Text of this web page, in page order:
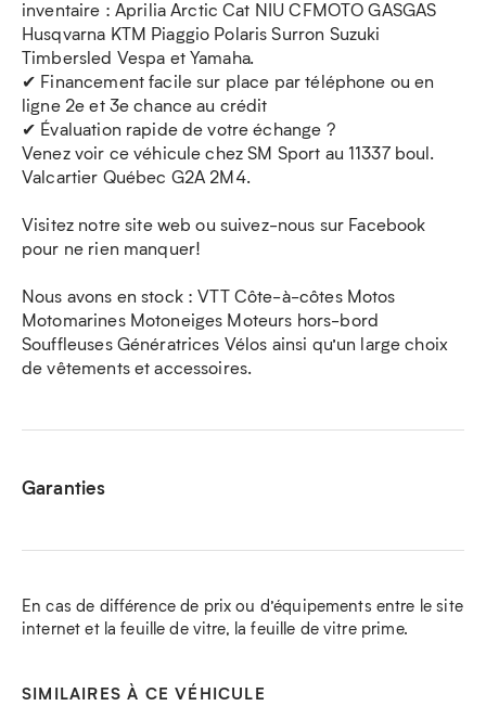
inventaire : Aprilia Arctic Cat NIU CFMOTO GASGAS
Husqvarna KTM Piaggio Polaris Surron Suzuki
Timbersled Vespa et Yamaha.
✔ Financement facile sur place par téléphone ou en
ligne 2e et 3e chance au crédit
✔ Évaluation rapide de votre échange ?
Venez voir ce véhicule chez SM Sport au 11337 boul.
Valcartier Québec G2A 2M4.
Visitez notre site web ou suivez-nous sur Facebook
pour ne rien manquer!
Nous avons en stock : VTT Côte-à-côtes Motos
Motomarines Motoneiges Moteurs hors-bord
Souffleuses Génératrices Vélos ainsi qu’un large choix
de vêtements et accessoires.
Garanties
En cas de différence de prix ou d’équipements entre le site
internet et la feuille de vitre, la feuille de vitre prime.
SIMILAIRES À CE VÉHICULE